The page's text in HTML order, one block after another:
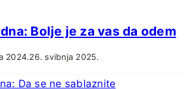
Bolje je za vas da odem
2024.26. svibnja 2025.